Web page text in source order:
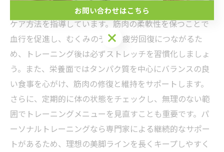
ングだけでなく、ストレッチやマッサージを取り入れた
ケア方法を指導しています。筋肉の柔軟性を保つことで
血行を促進し、むくみの予防や疲労回復につながるた
め、トレーニング後は必ずストレッチを習慣化しましょ
う。また、栄養面ではタンパク質を中心にバランスの良
い食事を心がけ、筋肉の修復と維持をサポートします。
さらに、定期的に体の状態をチェックし、無理のない範
囲でトレーニングメニューを見直すことも重要です。パ
ーソナルトレーニングなら専門家による継続的なサポー
トがあるため、理想の美脚ラインを長くキープしやすく
お問い合わせはこちら